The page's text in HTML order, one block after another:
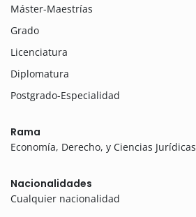
Máster-Maestrías
Grado
Licenciatura
Diplomatura
Postgrado-Especialidad
Rama
Economía, Derecho, y Ciencias Jurídicas
Nacionalidades
Cualquier nacionalidad